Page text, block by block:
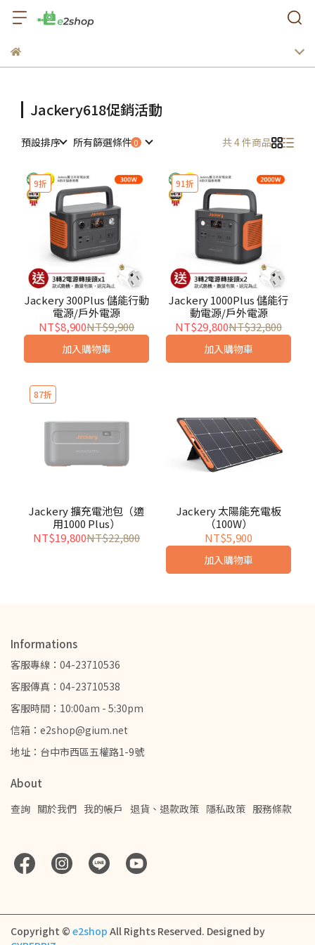
Jackery618促銷活動
預設排序 所有篩選條件 共 4 件商品
9折
Jackery 300Plus 儲能行動
電源/戶外電源
NT$8,900NT$9,900
加入購物車
91折
Jackery 1000Plus 儲能行
動電源/戶外電源
NT$29,800NT$32,800
加入購物車
87折
Jackery 擴充電池包（適
用1000 Plus）
NT$19,800NT$22,800
Jackery 太陽能充電板
（100W）
NT$5,900
加入購物車
Informations
客服專線：04-23710536
客服傳真：04-23710538
客服時間：10:00am - 5:30pm
信箱：e2shop@gium.net
地址：台中市西區五權路1-9號
About
查詢 關於我們 我的帳戶 退貨、退款政策 隱私政策 服務條款
Copyright © e2shop All Rights Reserved. Designed by